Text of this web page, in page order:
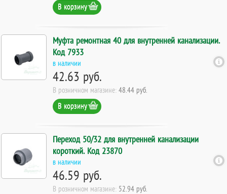
В корзину
Муфта ремонтная 40 для внутренней канализации.
Код 7933
в наличии
42.63 руб.
В розничном магазине: 48.44 руб.
В корзину
Переход 50/32 для внутренней канализации
короткий. Код 23870
в наличии
46.59 руб.
В розничном магазине: 52.94 руб.